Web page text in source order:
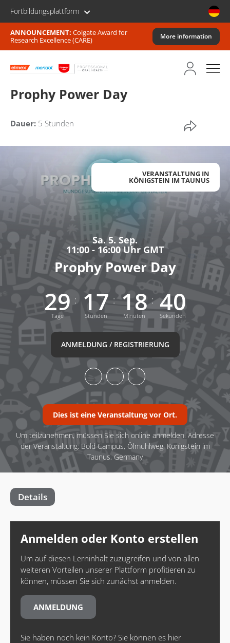
Fortbildungsplattform
ANNOUNCEMENT: Colgate Award for
Research Excellence (CARE)
More information
Prophy Power Day
Dauer: 5 Stunden
VERANSTALTUNG IN
KÖNIGSTEIN IM TAUNUS
Sa. 5. Sep.
11:00 - 16:00 Uhr GMT
Prophy Power Day
29
Tage
: 17
Stunden
: 18
Minuten
: 40
Sekunden
ANMELDUNG / REGISTRIERUNG
Dies ist eine Veranstaltung vor Ort.
Um teilzunehmen, müssen Sie sich online anmelden. Adresse
der Veranstaltung: Bold Campus, Ölmühlweg, Königstein im
Taunus, Germany
Details
Anmelden oder Konto erstellen
Um auf diesen Lerninhalt zuzugreifen und von allen
weiteren Vorteilen unserer Plattform profitieren zu
können, müssen Sie sich zunächst anmelden.
ANMELDUNG
Sie haben noch kein Konto? Sie können es hier